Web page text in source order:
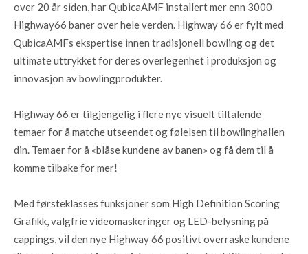
over 20 år siden, har QubicaAMF installert mer enn 3000
Highway66 baner over hele verden. Highway 66 er fylt med
QubicaAMFs ekspertise innen tradisjonell bowling og det
ultimate uttrykket for deres overlegenhet i produksjon og
innovasjon av bowlingprodukter.
Highway 66 er tilgjengelig i flere nye visuelt tiltalende
temaer for å matche utseendet og følelsen til bowlinghallen
din. Temaer for å «blåse kundene av banen» og få dem til å
komme tilbake for mer!
Med førsteklasses funksjoner som High Definition Scoring
Grafikk, valgfrie videomaskeringer og LED-belysning på
cappings, vil den nye Highway 66 positivt overraske kundene